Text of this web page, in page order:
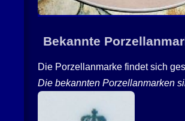
Bekannte
Die Porzellanmarke findet sich
Die bekannten Porzellanmarken